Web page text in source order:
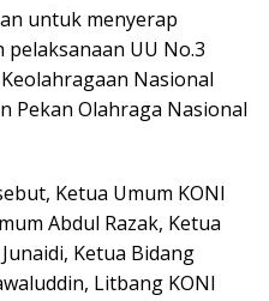
untuk menyerap
UU No.3
Nasional
Pekan Olahraga Nasional
Ketua Umum KONI
Abdul Razak, Ketua
Ketua Bidang
Litbang KONI